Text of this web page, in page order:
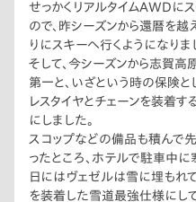
せっかくリアルタイムAWDに
ので、昨シーズンから還暦を
りにスキーへ行くようになりま
そして、今シーズンから志賀高
第一と、いざという時の保険
レスタイヤとチェーンを装着
にしました。
スコップなどの備品も積んで
ったところ、ホテルで駐車中
日にはヴェゼルは雪に埋もれ
を装着した雪道最強仕様にし